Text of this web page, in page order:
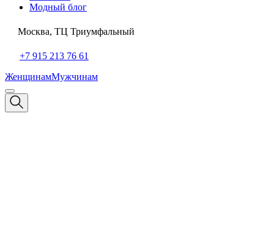
Модный блог
Москва, ТЦ Триумфальный
+7 915 213 76 61
ЖенщинамМужчинам